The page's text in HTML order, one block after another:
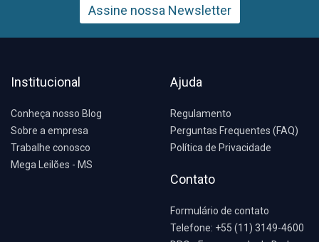
Assine nossa Newsletter
Institucional
Conheça nosso Blog
Sobre a empresa
Trabalhe conosco
Mega Leilões - MS
Ajuda
Regulamento
Perguntas Frequentes (FAQ)
Política de Privacidade
Contato
Formulário de contato
Telefone: +55 (11) 3149-4600